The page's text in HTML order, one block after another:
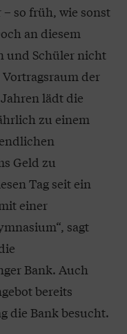
so früh, wie sonst
an diesem
und Schüler nicht
der
lädt die
zu einem
Geld zu
Tag seit ein
einer
sagt
Bank. Auch
bereits
die Bank besucht.